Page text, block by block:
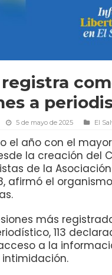
a
5 de mayo de 2025 El
el año con el
la creación del
de la
afirmó el
más
113
a la